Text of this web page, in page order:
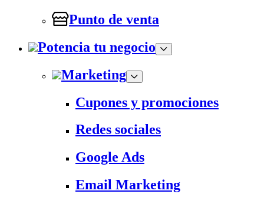
Punto de venta
Potencia tu negocio
Marketing
Cupones y promociones
Redes sociales
Google Ads
Email Marketing